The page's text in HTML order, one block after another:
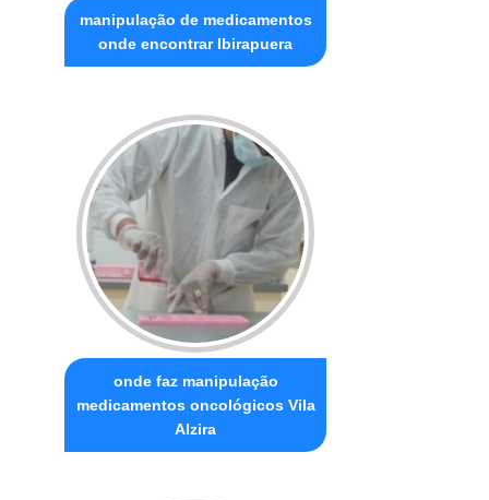
manipulação de medicamentos
onde encontrar Ibirapuera
onde faz manipulação
medicamentos oncológicos Vila
Alzira